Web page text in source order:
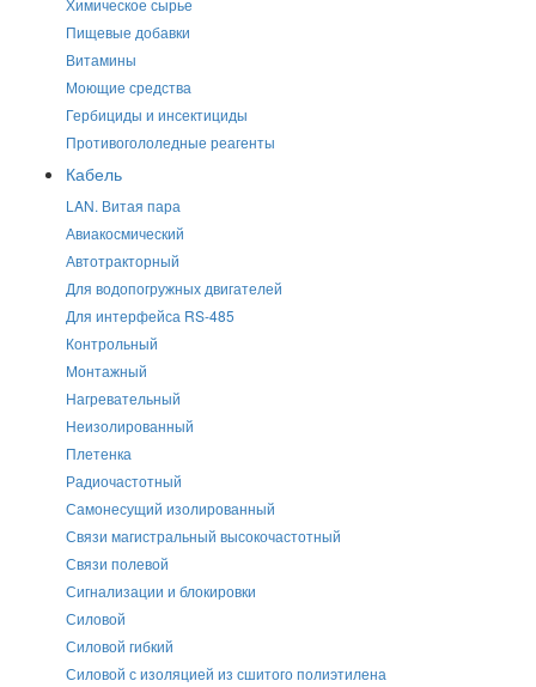
Химическое сырье
Пищевые добавки
Витамины
Моющие средства
Гербициды и инсектициды
Противогололедные реагенты
Кабель
LAN. Витая пара
Авиакосмический
Автотракторный
Для водопогружных двигателей
Для интерфейса RS-485
Контрольный
Монтажный
Нагревательный
Неизолированный
Плетенка
Радиочастотный
Самонесущий изолированный
Связи магистральный высокочастотный
Связи полевой
Сигнализации и блокировки
Силовой
Силовой гибкий
Силовой с изоляцией из сшитого полиэтилена